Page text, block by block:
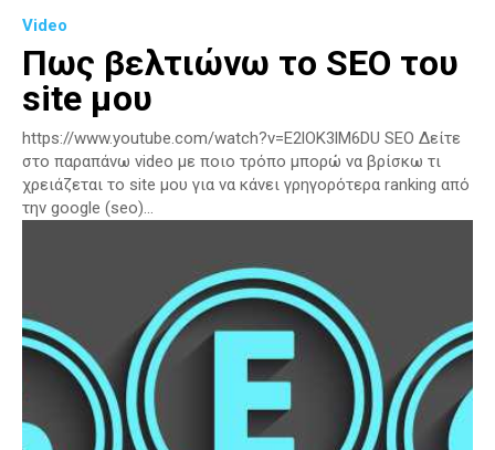
Video
Πως βελτιώνω το SEO του
site μου
https://www.youtube.com/watch?v=E2lOK3lM6DU SEO Δείτε
στο παραπάνω video με ποιο τρόπο μπορώ να βρίσκω τι
χρειάζεται το site μου για να κάνει γρηγορότερα ranking από
την google (seo)...